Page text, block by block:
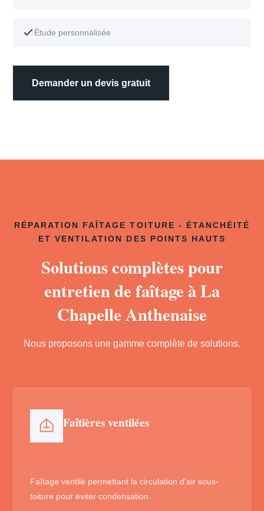
Étude personnalisée
Demander un devis gratuit
RÉPARATION FAÎTAGE TOITURE - ÉTANCHÉITÉ
ET VENTILATION DES POINTS HAUTS
Solutions complètes pour
entretien de faîtage à La
Chapelle Anthenaise
Nous proposons une gamme complète de solutions.
Faîtières ventilées
Faîtage ventilé permettant la circulation d'air sous-
toiture pour éviter condensation.